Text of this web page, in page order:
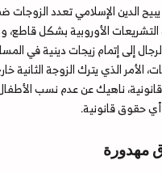
يبيح الدين الإسلامي تعدد
الأوروبية بشكل قاطع،
إلى إتمام زيجات دينية في
الأمر الذي يترك الزوجة الثانية
ناهيك عن عدم نسب
حقوق قانونية.
مهدورة